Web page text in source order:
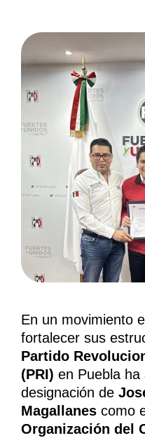
En un movimiento
fortalecer sus
Partido
(PRI) en Puebla ha
designación de
Magallanes como
Organización del